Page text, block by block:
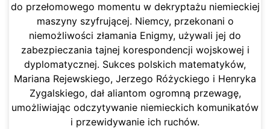
do przełomowego momentu w dekryptażu niemieckiej
maszyny szyfrującej. Niemcy, przekonani o
niemożliwości złamania Enigmy, używali jej do
zabezpieczania tajnej korespondencji wojskowej i
dyplomatycznej. Sukces polskich matematyków,
Mariana Rejewskiego, Jerzego Różyckiego i Henryka
Zygalskiego, dał aliantom ogromną przewagę,
umożliwiając odczytywanie niemieckich komunikatów
i przewidywanie ich ruchów.